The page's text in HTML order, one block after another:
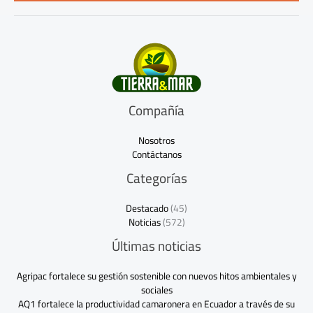
Compañía
Nosotros
Contáctanos
Categorías
Destacado(45)
Noticias(572)
Últimas noticias
Agripac fortalece su gestión sostenible con nuevos hitos ambientales y
sociales
AQ1 fortalece la productividad camaronera en Ecuador a través de su